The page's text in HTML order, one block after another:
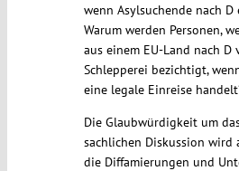
wenn Asylsuchende nach D
Warum werden Personen,
aus einem EU-Land nach D
Schlepperei bezichtigt,
eine legale Einreise
Die Glaubwürdigkeit um
sachlichen Diskussion wird
die Diffamierungen und